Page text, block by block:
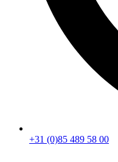
+31 (0)85 489 58 00